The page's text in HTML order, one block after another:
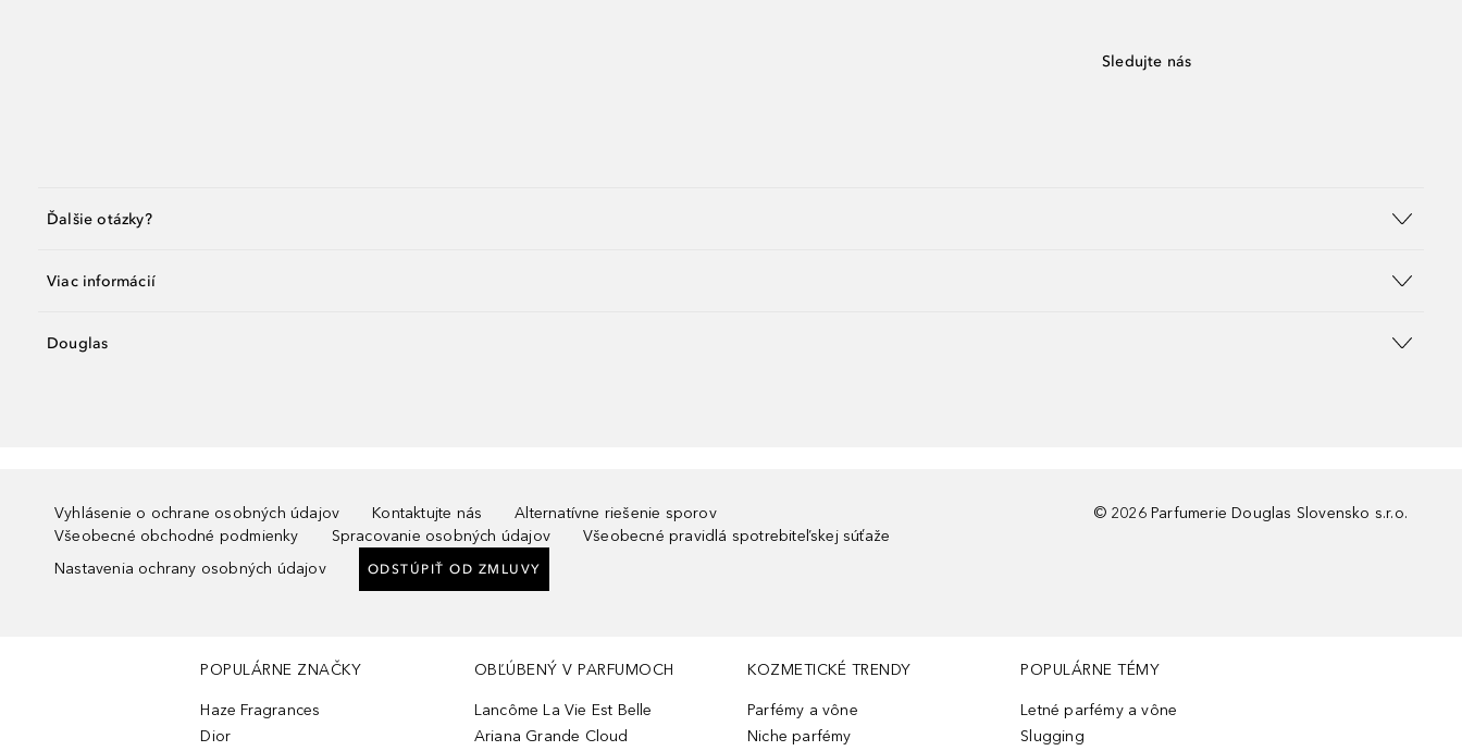
Sledujte nás
Ďalšie otázky?
Viac informácií
Douglas
Vyhlásenie o ochrane osobných údajov Kontaktujte nás
Alternatívne riešenie sporov
Všeobecné obchodné podmienky
Spracovanie osobných údajov
Všeobecné pravidlá spotrebiteľskej súťaže
Nastavenia ochrany osobných údajov
ODSTÚPIŤ OD ZMLUVY
© 2026 Parfumerie Douglas Slovensko s.r.o.
POPULÁRNE ZNAČKY
Haze Fragrances
Dior
OBĽÚBENÝ V PARFUMOCH
Lancôme La Vie Est Belle
Ariana Grande Cloud
KOZMETICKÉ TRENDY
Parfémy a vône
Niche parfémy
POPULÁRNE TÉMY
Letné parfémy a vône
Slugging